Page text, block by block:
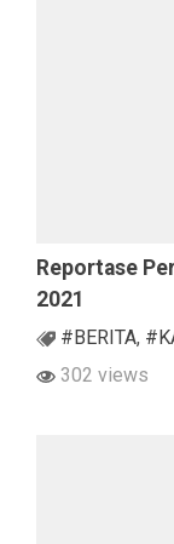
Reportase
2021
#BERITA,
302 views